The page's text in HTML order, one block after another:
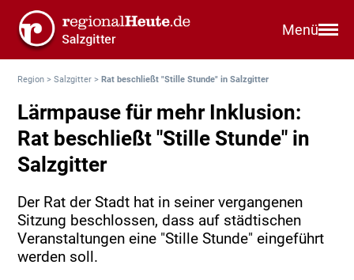
Menü
Region >Salzgitter >Rat beschließt "Stille Stunde" in Salzgitter
Lärmpause für mehr Inklusion:
Rat beschließt "Stille Stunde" in
Salzgitter
Der Rat der Stadt hat in seiner vergangenen
Sitzung beschlossen, dass auf städtischen
Veranstaltungen eine "Stille Stunde" eingeführt
werden soll.